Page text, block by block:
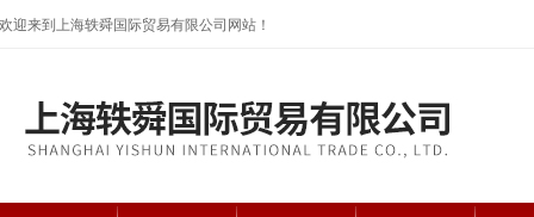
欢迎来到上海轶舜国际贸易有限公司网站！